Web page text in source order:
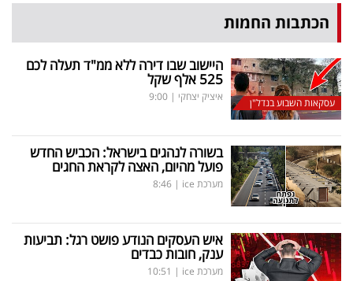
הכתבות החמות
עסקאות השבוע בנדל"ן
היישוב שבו דירה ללא ממ"ד תעלה לכם
525 אלף שקל
איציק יצחקי |
9:00
בשורה לנהגים בישראל: הכביש החדש
פועל מהיום, האצה לקראת החגים
מערכת ice |
8:46
איש העסקים הנודע פושט רגל: תביעות
ענק, חובות כבדים
מערכת ice |
10:51